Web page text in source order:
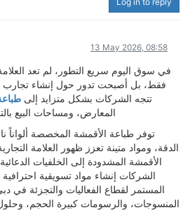
13 May 2026, 08:58
في سوق اليوم سريع التطور، لم تعد
فقط، بل أصبحت تدور حول إنشاء تجارب
تتجه الشركات بشكل متزايد إلى
المعارض، ومساحات البيع
توفر طباعة الأقمشة المخصصة ألواناً
الدقة، ومواد متينة تعزز ظهور العلامة
الأقمشة المشدودة إلى الخلفيات
الشركات إنشاء مواد تسويقية احترافية
المستمر لقطاع الفعاليات والتجزئة في
المنسوجات، والرسومات كبيرة الحجم،